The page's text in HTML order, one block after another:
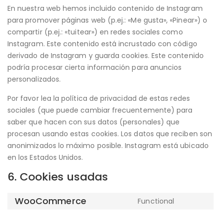
En nuestra web hemos incluido contenido de Instagram
para promover páginas web (p.ej.: «Me gusta», «Pinear») o
compartir (p.ej.: «tuitear») en redes sociales como
Instagram. Este contenido está incrustado con código
derivado de Instagram y guarda cookies. Este contenido
podría procesar cierta información para anuncios
personalizados.
Por favor lea la política de privacidad de estas redes
sociales (que puede cambiar frecuentemente) para
saber que hacen con sus datos (personales) que
procesan usando estas cookies. Los datos que reciben son
anonimizados lo máximo posible. Instagram está ubicado
en los Estados Unidos.
6. Cookies usadas
WooCommerce Functional